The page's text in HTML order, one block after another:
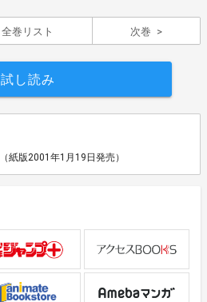
全巻リスト 次巻
試し読み
（紙版2001年1月19日発売）